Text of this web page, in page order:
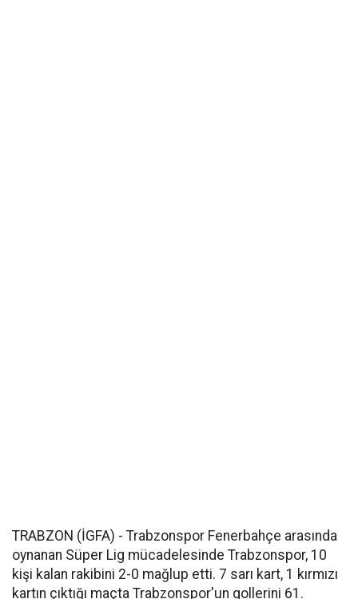
TRABZON (İGFA) - Trabzonspor Fenerbahçe arasında
oynanan Süper Lig mücadelesinde Trabzonspor, 10
kişi kalan rakibini 2-0 mağlup etti. 7 sarı kart, 1 kırmızı
kartın çıktığı maçta Trabzonspor'un gollerini 61.